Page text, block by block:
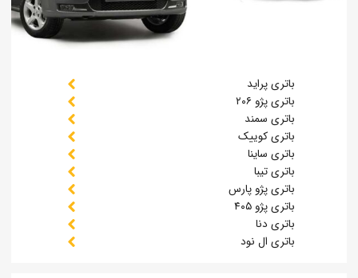
باتری پراید
باتری پژو ۲۰۶
باتری سمند
باتری کوییک
باتری ساینا
باتری تیبا
باتری پژو پارس
باتری پژو ۴۰۵
باتری دنا
باتری ال نود